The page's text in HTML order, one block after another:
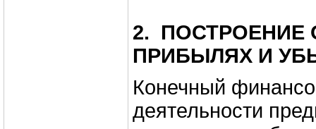
2. ПОСТРОЕНИЕ
ПРИБЫЛЯХ И
Конечный
деятельности